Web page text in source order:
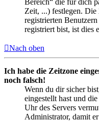
Bereich“ die für dich
Zeit, ...) festlegen.
registrierten
registriert bist, ist dies
Nach oben
Ich habe die Zeitzone
noch falsch!
Wenn du dir sicher
eingestellt hast und
Uhr des Servers
Administrator, damit